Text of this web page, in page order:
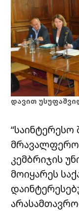
დავით
კემბრიჯის
მოიყარეს